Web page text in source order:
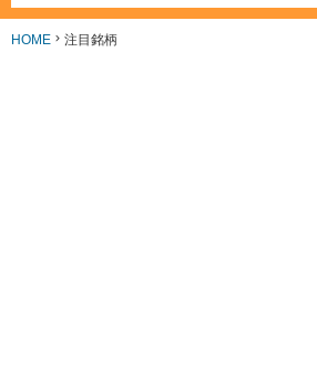
8月3日 人気業種注目株 8月3日更新
8月2日 金融注目株 8月2日更新
HOME 注目銘柄